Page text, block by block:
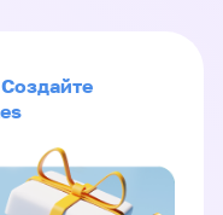
Создайте